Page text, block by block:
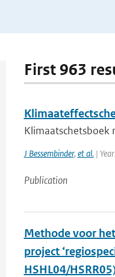
First 963
Klimaatschetsboek
J Bessembinder, et al.|
Publication
Methode voor
project
HSHL04/HSRR05)